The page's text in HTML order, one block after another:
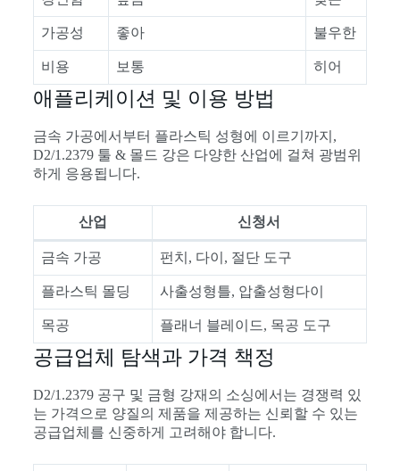
가공성 좋아 불우한
비용 보통 히어
애플리케이션 및 이용 방법
금속 가공에서부터 플라스틱 성형에 이르기까지,
D2/1.2379 툴 & 몰드 강은 다양한 산업에 걸쳐 광범위
하게 응용됩니다.
산업 신청서
금속 가공 펀치, 다이, 절단 도구
플라스틱 몰딩 사출성형틀, 압출성형다이
목공 플래너 블레이드, 목공 도구
공급업체 탐색과 가격 책정
D2/1.2379 공구 및 금형 강재의 소싱에서는 경쟁력 있
는 가격으로 양질의 제품을 제공하는 신뢰할 수 있는
공급업체를 신중하게 고려해야 합니다.